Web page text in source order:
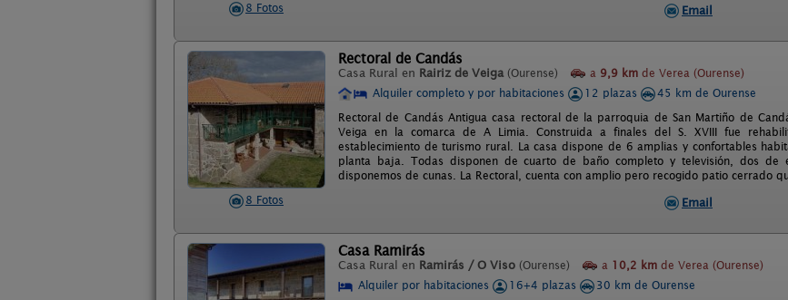
8 Fotos
Email
8 Fotos
Rectoral de Candás
Casa Rural en Rairiz de Veiga (Ourense) a 9,9 km de Verea (Ourense)
Alquiler completo y por habitaciones
12 plazas
45 km de Ourense
Rectoral de Candás Antigua casa rectoral de la parroquia de San Martiño de
Veiga en la comarca de A Limia. Construida a finales del S. XVIII fue
establecimiento de turismo rural. La casa dispone de 6 amplias y confortables
planta baja. Todas disponen de cuarto de baño completo y televisión, dos de
disponemos de cunas. La Rectoral, cuenta con amplio pero recogido patio cerrado
Email
Casa Ramirás
Casa Rural en Ramirás / O Viso (Ourense) a 10,2 km de Verea (Ourense)
Alquiler por habitaciones
16+4 plazas
30 km de Ourense